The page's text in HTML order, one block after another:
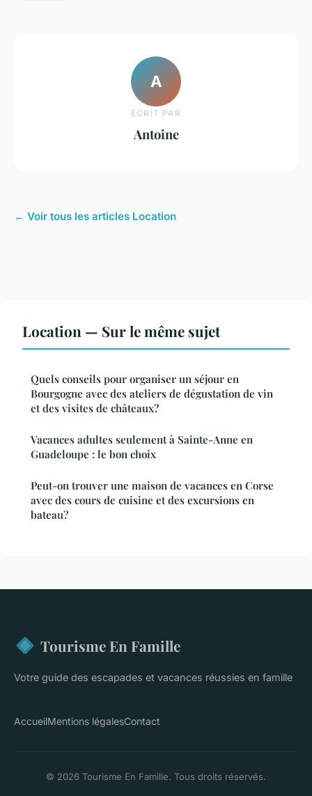
A
ECRIT PAR
Antoine
← Voir tous les articles Location
Location — Sur le même sujet
Quels conseils pour organiser un séjour en
Bourgogne avec des ateliers de dégustation de vin
et des visites de châteaux?
Vacances adultes seulement à Sainte-Anne en
Guadeloupe : le bon choix
Peut-on trouver une maison de vacances en Corse
avec des cours de cuisine et des excursions en
bateau?
Tourisme En Famille
Votre guide des escapades et vacances réussies en famille
AccueilMentions légalesContact
© 2026 Tourisme En Famille. Tous droits réservés.